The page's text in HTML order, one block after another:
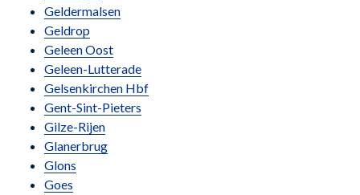
Geldermalsen
Geldrop
Geleen Oost
Geleen-Lutterade
Gelsenkirchen Hbf
Gent-Sint-Pieters
Gilze-Rijen
Glanerbrug
Glons
Goes